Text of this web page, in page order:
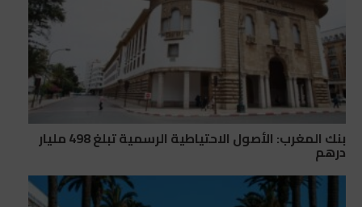
بنك المغرب: الأصول الاحتياطية الرسمية تبلغ 498 مليار
درهم